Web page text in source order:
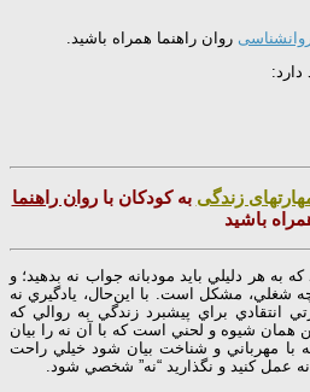
روان راهنما همراه باشید.
زندگی به کودکان باروان راهنما
باشید
به هر دليلي بايد مودبانه جواب نه بدهيد؛ و
مشکل است. با اين‌حال، يادگيري نه
انتقادي براي پيشبرد زندگي به روالي که
همان شيوه و لحني است که با آن نه را بيان
با مهرباني و شناخت بيان شود خيلي راحت
عمل کنيد و نگذاريد “نه” شخصي شود.